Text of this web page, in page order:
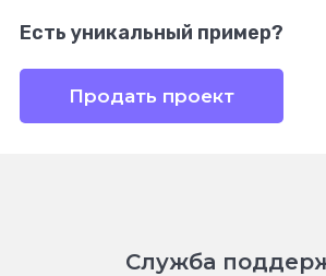
Есть уникальный пример?
Продать проект
Служба